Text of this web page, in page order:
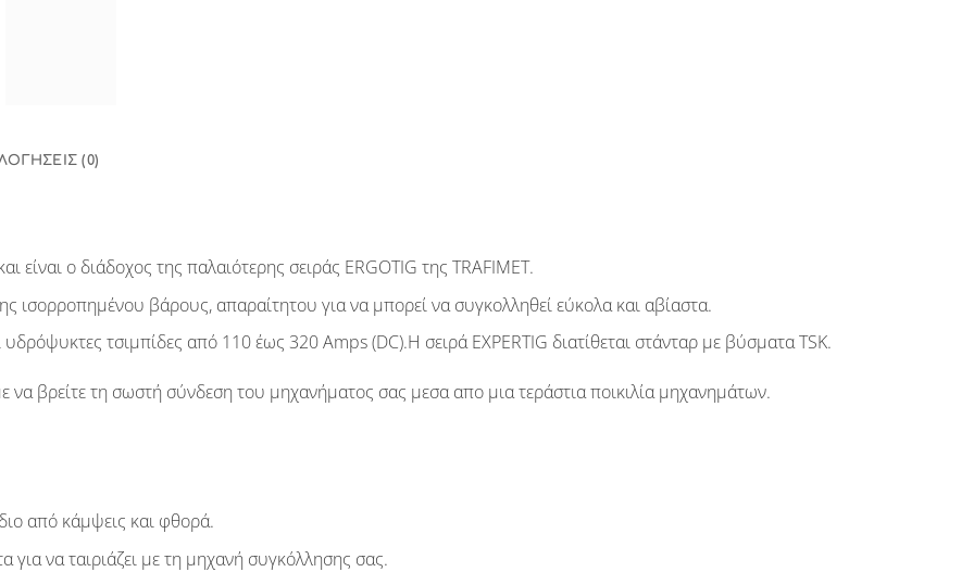
(0)
είναι ο διάδοχος της παλαιότερης σειράς ERGOTIG της TRAFIMET.
ισορροπημένου βάρους, απαραίτητου για να μπορεί να συγκολληθεί εύκολα και αβίαστα.
τσιμπίδες από 110 έως 320 Amps (DC).Η σειρά EXPERTIG διατίθεται στάνταρ με βύσματα TSK.
βρείτε τη σωστή σύνδεση του μηχανήματος σας μεσα απο μια τεράστια ποικιλία μηχανημάτων.
από κάμψεις και φθορά.
για να ταιριάζει με τη μηχανή συγκόλλησης σας.